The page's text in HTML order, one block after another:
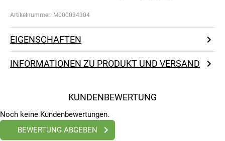
Artikelnummer: M000034304
EIGENSCHAFTEN
INFORMATIONEN ZU PRODUKT UND VERSAND
KUNDENBEWERTUNG
Noch keine Kundenbewertungen.
BEWERTUNG ABGEBEN